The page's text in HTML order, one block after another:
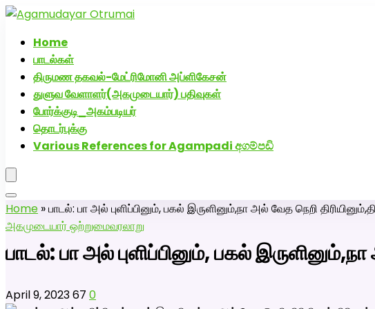
Home
பாடல்கள்
திருமண தகவல்-மேட்ரிமோனி அப்ளிகேசன்
துளுவ வேளாளர்(அகமுடையார்) பதிவுகள்
போர்க்குடி_அகம்படியர்
தொடர்புக்கு
Various References for Agampadi අගම්පඩි
Home »பாடல்: பா அல் புளிப்பினும், பகல் இருளினும்,நா அல் வேத நெறி
அகமுடையார் ஒற்றுமைவரலாறு
பாடல்: பா அல் புளிப்பினும், பகல்
April 9, 202367 0
அகமுடையார் திருமண வரன்களுக்கு அகமுடையார்மேட்ரி-பெண்